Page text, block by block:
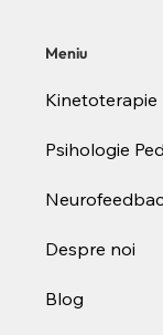
Meniu
Kinetoterapie
Psihologie
Despre noi
Blog